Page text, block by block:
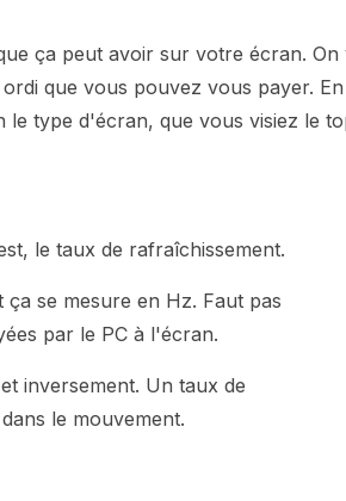
ça peut avoir sur votre écran. On
que vous pouvez vous payer. En
le type d'écran, que vous visiez le
le taux de rafraîchissement.
se mesure en Hz. Faut pas
par le PC à l'écran.
inversement. Un taux de
le mouvement.